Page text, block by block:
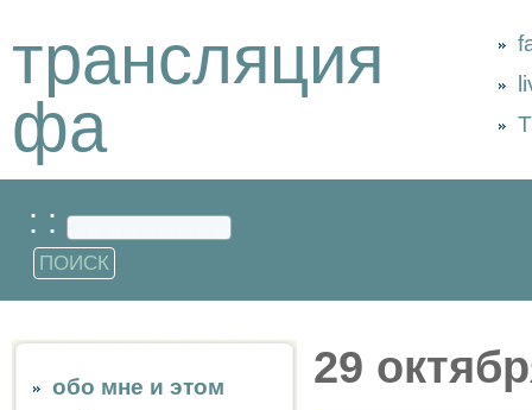
трансляция
фа
: :
обо мне и этом
29